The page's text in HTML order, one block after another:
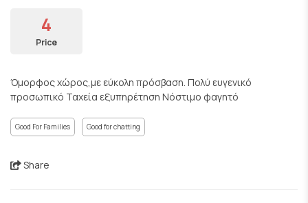
4
Price
Όμορφος χώρος,με εύκολη πρόσβαση. Πολύ ευγενικό
προσωπικό Ταχεία εξυπηρέτηση Νόστιμο φαγητό
Good For Families Good for chatting
Share